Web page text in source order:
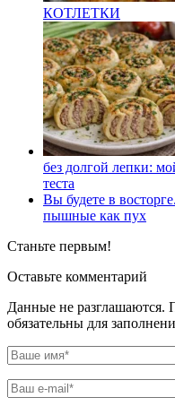
КОТЛЕТКИ
без долгой лепки:
теста
Вы будете в
пышные как пух
Станьте первым!
Оставьте комментарий
Данные не разглашаются.
обязательны для